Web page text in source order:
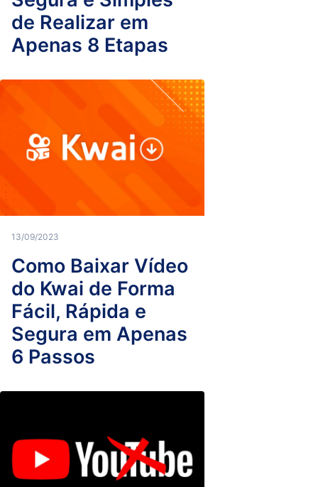
de Realizar em
Apenas 8 Etapas
13/09/2023
Como Baixar Vídeo
do Kwai de Forma
Fácil, Rápida e
Segura em Apenas
6 Passos